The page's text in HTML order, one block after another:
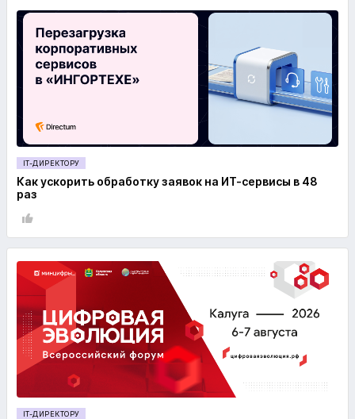
IT-ДИРЕКТОРУ
Как ускорить обработку заявок на ИТ-сервисы в 48
раз
IT-ДИРЕКТОРУ